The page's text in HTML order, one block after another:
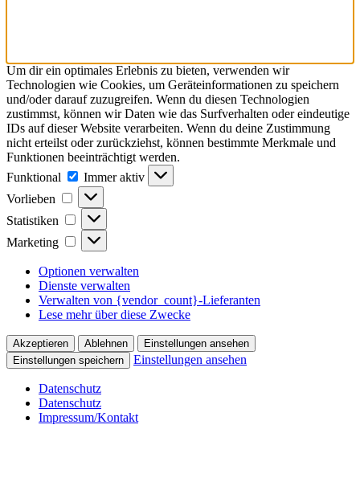
Um dir ein optimales Erlebnis zu bieten, verwenden wir
Technologien wie Cookies, um Geräteinformationen zu speichern
und/oder darauf zuzugreifen. Wenn du diesen Technologien
zustimmst, können wir Daten wie das Surfverhalten oder eindeutige
IDs auf dieser Website verarbeiten. Wenn du deine Zustimmung
nicht erteilst oder zurückziehst, können bestimmte Merkmale und
Funktionen beeinträchtigt werden.
Funktional
Funktional
Immer aktiv
Vorlieben
Vorlieben
Statistiken Statistiken
Marketing Marketing
Optionen verwalten
Dienste verwalten
Verwalten von {vendor_count}-Lieferanten
Lese mehr über diese Zwecke
Akzeptieren Ablehnen
Einstellungen ansehen
Einstellungen speichern
Einstellungen ansehen
Datenschutz
Datenschutz
Impressum/Kontakt